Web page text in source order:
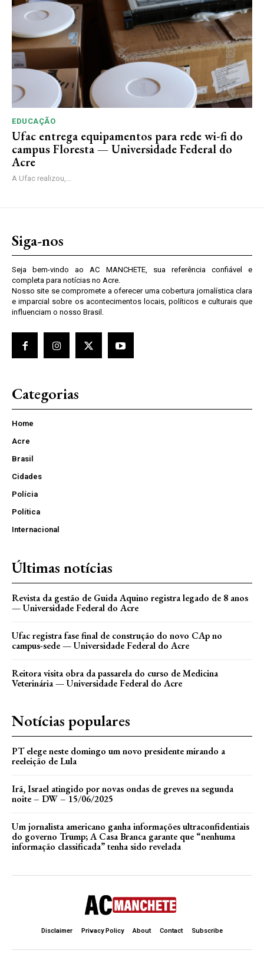
EDUCAÇÃO
Ufac entrega equipamentos para rede wi-fi do
campus Floresta — Universidade Federal do
Acre
A Ufac realizou,...
Siga-nos
Seja bem-vindo ao AC MANCHETE, sua referência confiável e
completa para notícias no Acre.
Nosso site se compromete a oferecer uma cobertura jornalística clara
e imparcial sobre os acontecimentos locais, políticos e culturais que
influenciam o nosso Brasil.
Categorias
Home
Acre
Brasil
Cidades
Polícia
Política
Internacional
Últimas notícias
Revista da gestão de Guida Aquino registra legado de 8 anos
— Universidade Federal do Acre
Ufac registra fase final de construção do novo CAp no
campus-sede — Universidade Federal do Acre
Reitora visita obra da passarela do curso de Medicina
Veterinária — Universidade Federal do Acre
Notícias populares
PT elege neste domingo um novo presidente mirando a
reeleição de Lula
Irã, Israel atingido por novas ondas de greves na segunda
noite – DW – 15/06/2025
Um jornalista americano ganha informações ultraconfidentiais
do governo Trump; A Casa Branca garante que “nenhuma
informação classificada” tenha sido revelada
Disclaimer Privacy Policy About Contact Subscribe